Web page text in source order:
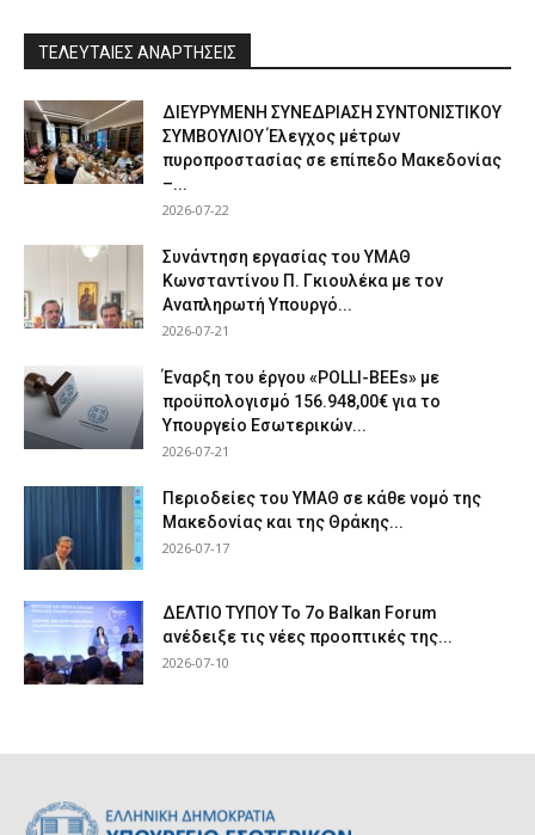
ΤΕΛΕΥΤΑΙΕΣ ΑΝΑΡΤΗΣΕΙΣ
ΔΙΕΥΡΥΜΕΝΗ ΣΥΝΕΔΡΙΑΣΗ ΣΥΝΤΟΝΙΣΤΙΚΟΥ
ΣΥΜΒΟΥΛΙΟΥ Έλεγχος μέτρων
πυροπροστασίας σε επίπεδο Μακεδονίας
–...
2026-07-22
Συνάντηση εργασίας του ΥΜΑΘ
Κωνσταντίνου Π. Γκιουλέκα με τον
Αναπληρωτή Υπουργό...
2026-07-21
Έναρξη του έργου «POLLI-BEEs» με
προϋπολογισμό 156.948,00€ για το
Υπουργείο Εσωτερικών...
2026-07-21
Περιοδείες του ΥΜΑΘ σε κάθε νομό της
Μακεδονίας και της Θράκης...
2026-07-17
ΔΕΛΤΙΟ ΤΥΠΟΥ Το 7ο Balkan Forum
ανέδειξε τις νέες προοπτικές της...
2026-07-10